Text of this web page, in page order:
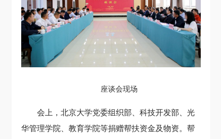
座谈会现场
会上，北京大学党委组织部、科技开发部、光
华管理学院、教育学院等捐赠帮扶资金及物资。帮